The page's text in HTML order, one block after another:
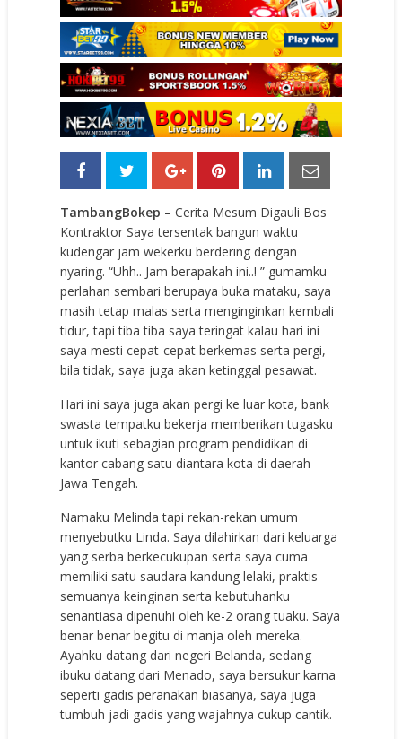
TambangBokep – Cerita Mesum Digauli Bos
Kontraktor Saya tersentak bangun waktu
kudengar jam wekerku berdering dengan
nyaring. “Uhh.. Jam berapakah ini..! ” gumamku
perlahan sembari berupaya buka mataku, saya
masih tetap malas serta menginginkan kembali
tidur, tapi tiba tiba saya teringat kalau hari ini
saya mesti cepat-cepat berkemas serta pergi,
bila tidak, saya juga akan ketinggal pesawat.
Hari ini saya juga akan pergi ke luar kota, bank
swasta tempatku bekerja memberikan tugasku
untuk ikuti sebagian program pendidikan di
kantor cabang satu diantara kota di daerah
Jawa Tengah.
Namaku Melinda tapi rekan-rekan umum
menyebutku Linda. Saya dilahirkan dari keluarga
yang serba berkecukupan serta saya cuma
memiliki satu saudara kandung lelaki, praktis
semuanya keinginan serta kebutuhanku
senantiasa dipenuhi oleh ke-2 orang tuaku. Saya
benar benar begitu di manja oleh mereka.
Ayahku datang dari negeri Belanda, sedang
ibuku datang dari Menado, saya bersukur karna
seperti gadis peranakan biasanya, saya juga
tumbuh jadi gadis yang wajahnya cukup cantik.